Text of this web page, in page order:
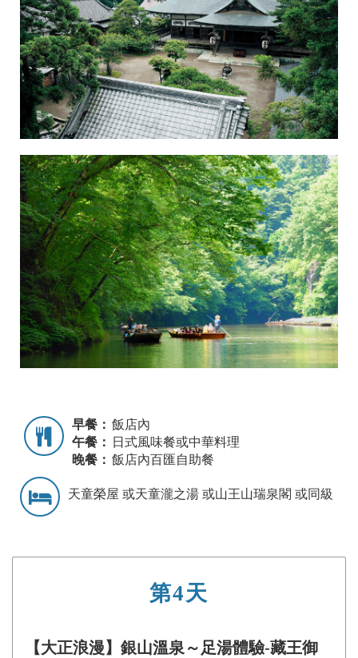
早餐： 飯店內
午餐：
日式風味餐或中華料理
晚餐： 飯店內百匯自助餐
天童榮屋 或天童瀧之湯 或山王山瑞泉閣 或同級
第4天
【大正浪漫】銀山溫泉～足湯體驗-藏王御